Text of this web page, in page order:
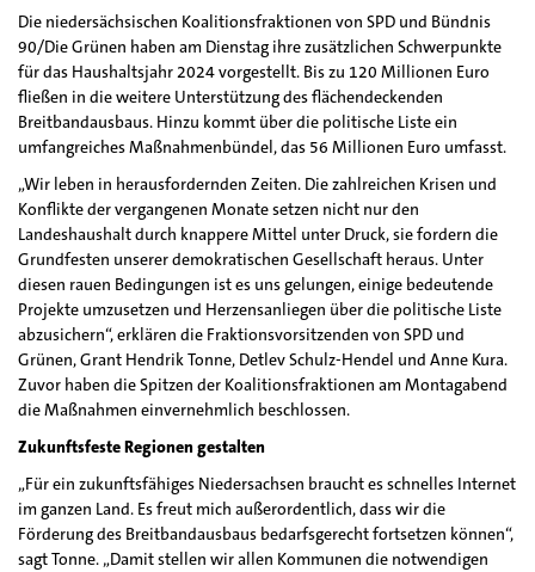
Die niedersächsischen Koalitionsfraktionen von SPD und Bündnis
90/Die Grünen haben am Dienstag ihre zusätzlichen Schwerpunkte
für das Haushaltsjahr 2024 vorgestellt. Bis zu 120 Millionen Euro
fließen in die weitere Unterstützung des flächendeckenden
Breitbandausbaus. Hinzu kommt über die politische Liste ein
umfangreiches Maßnahmenbündel, das 56 Millionen Euro umfasst.
„Wir leben in herausfordernden Zeiten. Die zahlreichen Krisen und
Konflikte der vergangenen Monate setzen nicht nur den
Landeshaushalt durch knappere Mittel unter Druck, sie fordern die
Grundfesten unserer demokratischen Gesellschaft heraus. Unter
diesen rauen Bedingungen ist es uns gelungen, einige bedeutende
Projekte umzusetzen und Herzensanliegen über die politische Liste
abzusichern“, erklären die Fraktionsvorsitzenden von SPD und
Grünen, Grant Hendrik Tonne, Detlev Schulz-Hendel und Anne Kura.
Zuvor haben die Spitzen der Koalitionsfraktionen am Montagabend
die Maßnahmen einvernehmlich beschlossen.
Zukunftsfeste Regionen gestalten
„Für ein zukunftsfähiges Niedersachsen braucht es schnelles Internet
im ganzen Land. Es freut mich außerordentlich, dass wir die
Förderung des Breitbandausbaus bedarfsgerecht fortsetzen können“,
sagt Tonne. „Damit stellen wir allen Kommunen die notwendigen